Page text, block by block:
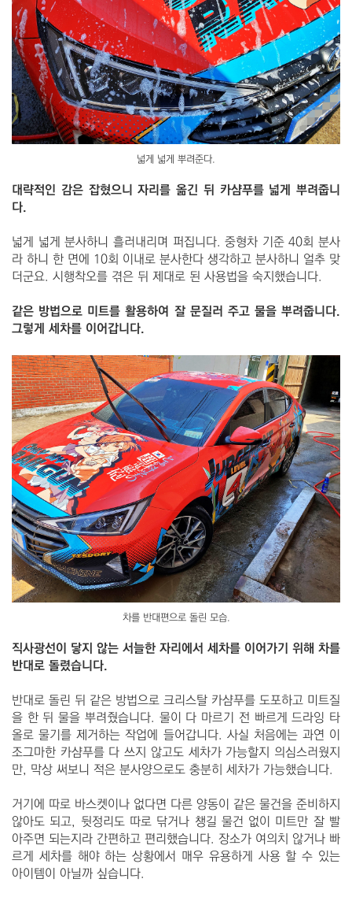
넓게 넓게 뿌려준다.
대략적인 감은 잡혔으니 자리를 옮긴 뒤 카샴푸를 넓게 뿌려줍니
다.
넓게 넓게 분사하니 흘러내리며 퍼집니다. 중형차 기준 40회 분사
라 하니 한 면에 10회 이내로 분사한다 생각하고 분사하니 얼추 맞
더군요. 시행착오를 겪은 뒤 제대로 된 사용법을 숙지했습니다.
같은 방법으로 미트를 활용하여 잘 문질러 주고 물을 뿌려줍니다.
그렇게 세차를 이어갑니다.
차를 반대편으로 돌린 모습.
직사광선이 닿지 않는 서늘한 자리에서 세차를 이어가기 위해 차를
반대로 돌렸습니다.
반대로 돌린 뒤 같은 방법으로 크리스탈 카샴푸를 도포하고 미트질
을 한 뒤 물을 뿌려줬습니다. 물이 다 마르기 전 빠르게 드라잉 타
올로 물기를 제거하는 작업에 들어갑니다. 사실 처음에는 과연 이
조그마한 카샴푸를 다 쓰지 않고도 세차가 가능할지 의심스러웠지
만, 막상 써보니 적은 분사양으로도 충분히 세차가 가능했습니다.
거기에 따로 바스켓이나 없다면 다른 양동이 같은 물건을 준비하지
않아도 되고, 뒷정리도 따로 닦거나 챙길 물건 없이 미트만 잘 빨
아주면 되는지라 간편하고 편리했습니다. 장소가 여의치 않거나 빠
르게 세차를 해야 하는 상황에서 매우 유용하게 사용 할 수 있는
아이템이 아닐까 싶습니다.